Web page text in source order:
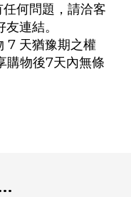
何問題，請洽客
連結。
7 天猶豫期之權
購物後7天內無條